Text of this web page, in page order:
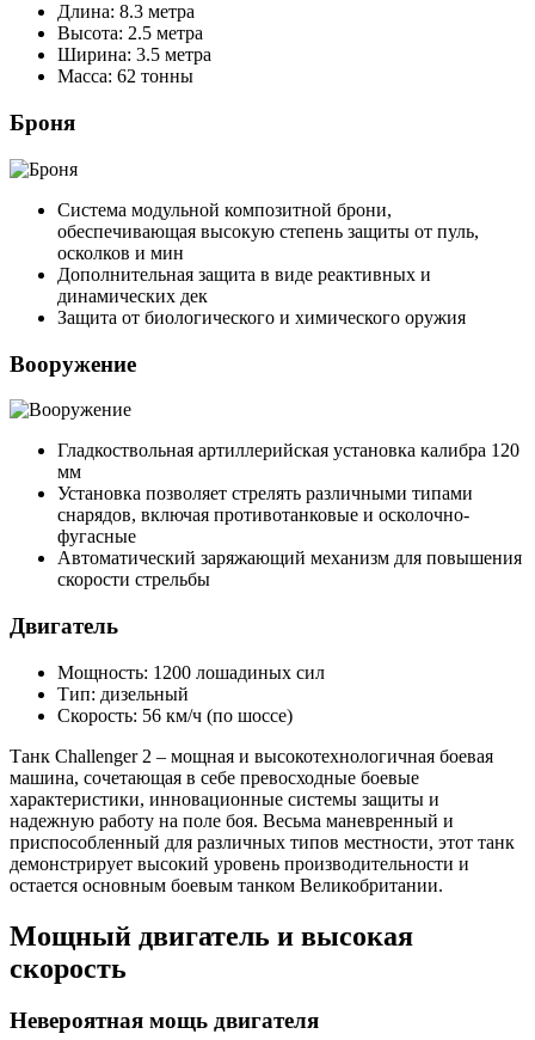
Длина: 8.3 метра
Высота: 2.5 метра
Ширина: 3.5 метра
Масса: 62 тонны
Броня
Система модульной композитной брони,
обеспечивающая высокую степень защиты от пуль,
осколков и мин
Дополнительная защита в виде реактивных и
динамических дек
Защита от биологического и химического оружия
Вооружение
Гладкоствольная артиллерийская установка калибра 120
мм
Установка позволяет стрелять различными типами
снарядов, включая противотанковые и осколочно-
фугасные
Автоматический заряжающий механизм для повышения
скорости стрельбы
Двигатель
Мощность: 1200 лошадиных сил
Тип: дизельный
Скорость: 56 км/ч (по шоссе)
Танк Challenger 2 – мощная и высокотехнологичная боевая
машина, сочетающая в себе превосходные боевые
характеристики, инновационные системы защиты и
надежную работу на поле боя. Весьма маневренный и
приспособленный для различных типов местности, этот танк
демонстрирует высокий уровень производительности и
остается основным боевым танком Великобритании.
Мощный двигатель и высокая
скорость
Невероятная мощь двигателя